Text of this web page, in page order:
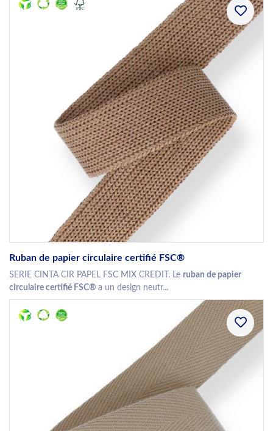
Ruban de papier circulaire certifié FSC®
SERIE CINTA CIR PAPEL FSC MIX CREDIT. Le ruban de papier
circulaire certifié FSC® a un design neutr...